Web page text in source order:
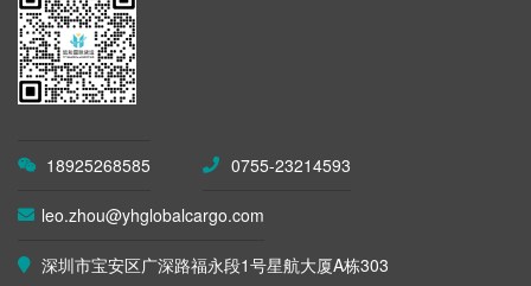
18925268585 0755-23214593
leo.zhou@yhglobalcargo.com
深圳市宝安区广深路福永段1号星航大厦A栋303